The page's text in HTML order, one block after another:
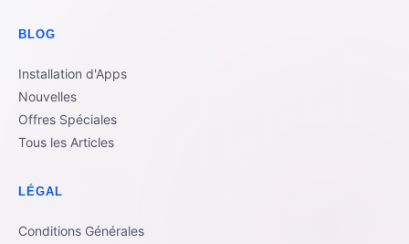
BLOG
Installation d'Apps
Nouvelles
Offres Spéciales
Tous les Articles
LÉGAL
Conditions Générales